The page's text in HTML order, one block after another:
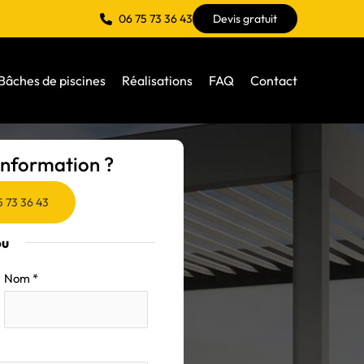
06 75 73 36 43 Devis gratuit
de piscines Réalisations FAQ Contact
?
73 36 43
Nom *